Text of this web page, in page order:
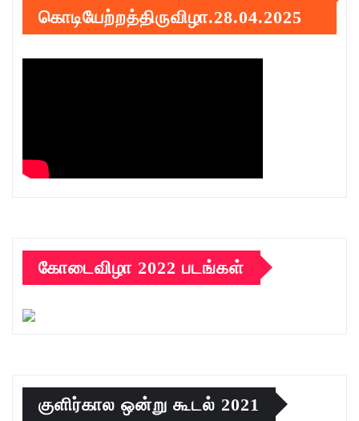
கொடியேற்றத்திருவிழா.28.04.2025
கோடைவிழா 2022 படங்கள்
குளிர்கால ஒன்று கூடல் 2021